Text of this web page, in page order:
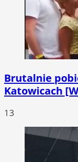
Brutalnie
Katowicach
13